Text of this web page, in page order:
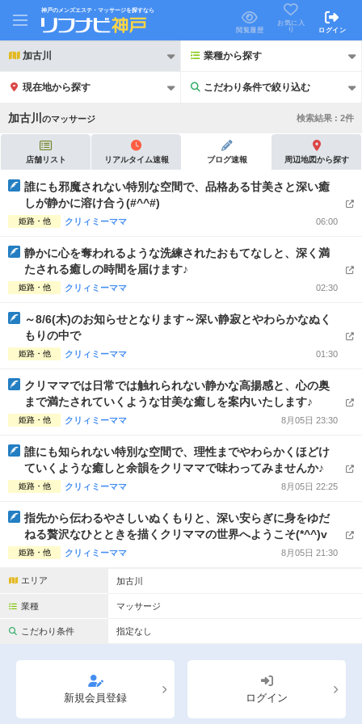
神戸のメンズエステ・マッサージを探すなら
閲覧履歴
お気に入
り
ログイン
加古川 業種から探す
現在地から探す こだわり条件で絞り込む
こだわり条件で絞り込む
21時以降も受付
団体割引
2名様歓迎
ペアルームあり シャワー室完備
フットバスあり
専用駐車場あり 有資格者在籍
日本人スタッフのみ 女性スタッフのみ
スタッフ指名可 Ｗセラピスト
駅から徒歩5分以内
加古川 のマッサージ 検索結果 : 2件
店舗リスト リアルタイム速報 ブログ速報 周辺地図から探す
誰にも邪魔されない特別な空間で、品格ある甘美さと深い癒
しが静かに溶け合う(#^^#)
姫路・他 クリィミーママ 06:00
静かに心を奪われるような洗練されたおもてなしと、深く満
たされる癒しの時間を届けます♪
姫路・他 クリィミーママ 02:30
～8/6(木)のお知らせとなります～深い静寂とやわらかなぬく
もりの中で
姫路・他 クリィミーママ 01:30
クリママでは日常では触れられない静かな高揚感と、心の奥
まで満たされていくような甘美な癒しを案内いたします♪
姫路・他 クリィミーママ 8月05日 23:30
誰にも知られない特別な空間で、理性までやわらかくほどけ
ていくような癒しと余韻をクリママで味わってみませんか♪
姫路・他 クリィミーママ 8月05日 22:25
指先から伝わるやさしいぬくもりと、深い安らぎに身をゆだ
ねる贅沢なひとときを描くクリママの世界へようこそ(*^^)v
姫路・他 クリィミーママ 8月05日 21:30
エリア 加古川
業種 マッサージ
こだわり条件 指定なし
新規会員登録 ログイン